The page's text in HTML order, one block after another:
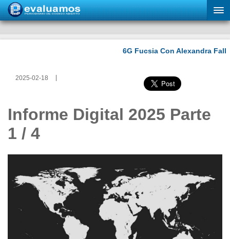
2025-02-18
Informe Digital 2025 Parte
1 / 4